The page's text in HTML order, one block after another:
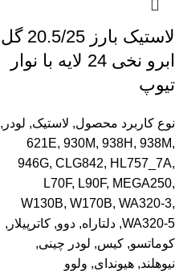
لاستیک بارز 20.5/25 گل
ابرو نخی 24 لایه با نوار
تیوپ
نوع کاربرد محصول, لاستیک, لودر ,
621E, 930M, 938H , 938M,
946G, CLG842, HL757_7A,
L70F, L90F, MEGA250,
W130B, W170B, WA320-3,
WA320-5
, دلتاراه, دوو, کاترپیلار ,
کوماتسو, کیس, لودر چینی,
نیوهلند, هیوندای, ولوو